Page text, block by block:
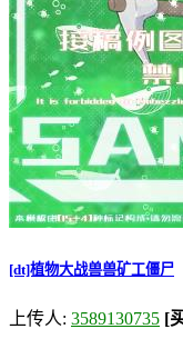
[dt]植物大战兽兽矿工僵尸
上传人: 3589130735 [